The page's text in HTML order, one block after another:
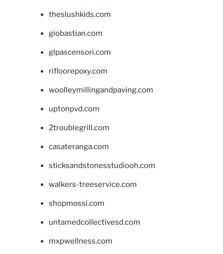
theslushkids.com
giobastian.com
glpascensori.com
rifloorepoxy.com
woolleymillingandpaving.com
uptonpvd.com
2troublegrill.com
casateranga.com
sticksandstonesstudiooh.com
walkers-treeservice.com
shopmossi.com
untamedcollectivesd.com
mxpwellness.com